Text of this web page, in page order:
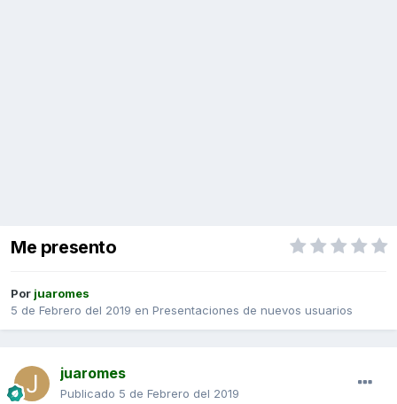
Me presento
Por juaromes
5 de Febrero del 2019 en Presentaciones de nuevos usuarios
juaromes
Publicado 5 de Febrero del 2019